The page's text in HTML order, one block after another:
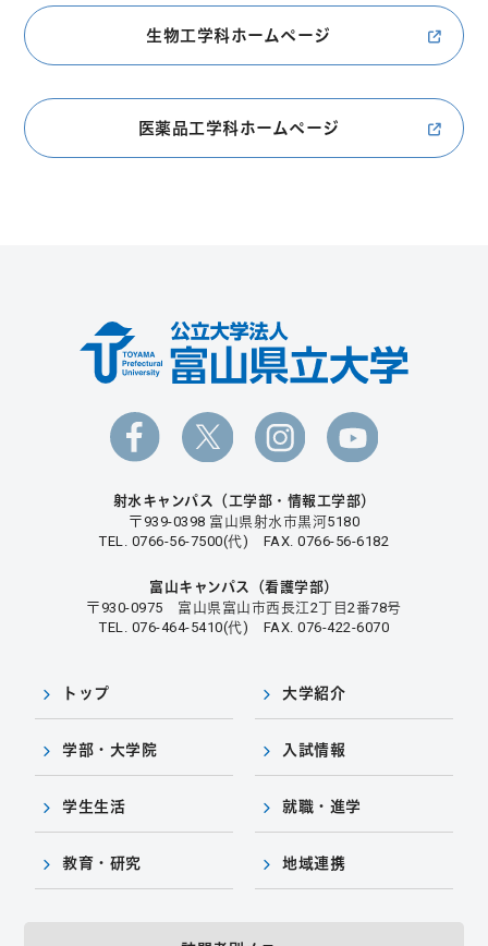
生物工学科ホームページ
医薬品工学科ホームページ
射水キャンパス（工学部・情報工学部）
〒939-0398 富山県射水市黒河5180
TEL. 0766-56-7500(代) FAX. 0766-56-6182
富山キャンパス（看護学部）
〒930-0975 富山県富山市西長江2丁目2番78号
TEL. 076-464-5410(代) FAX. 076-422-6070
トップ 大学紹介
学部・大学院 入試情報
学生生活 就職・進学
教育・研究 地域連携